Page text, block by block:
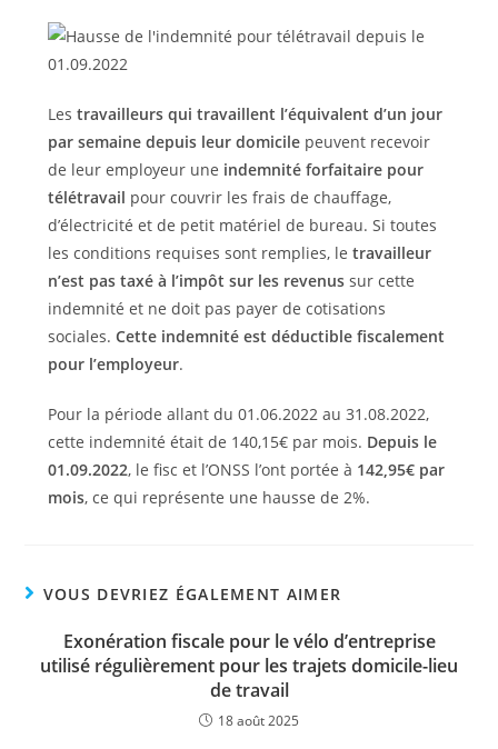
Les travailleurs qui travaillent l’équivalent d’un jour
par semaine depuis leur domicilepeuvent recevoir
de leur employeur une indemnité forfaitaire pour
télétravail pour couvrir les frais de chauffage,
d’électricité et de petit matériel de bureau. Si toutes
les conditions requises sont remplies, le travailleur
n’est pas taxé à l’impôt sur les revenussur cette
indemnité et ne doit pas payer de cotisations
sociales. Cette indemnité est déductible fiscalement
pour l’employeur.
Pour la période allant du 01.06.2022 au 31.08.2022,
cette indemnité était de 140,15€ par mois. Depuis le
01.09.2022, le fisc et l’ONSS l’ont portée à 142,95€ par
mois, ce qui représente une hausse de 2%.
VOUS DEVRIEZ ÉGALEMENT AIMER
Exonération fiscale pour le vélo d’entreprise
utilisé régulièrement pour les trajets domicile-lieu
de travail
18 août 2025